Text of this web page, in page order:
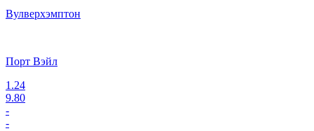
Вулверхэмптон
Порт Вэйл
1.24
9.80
-
-